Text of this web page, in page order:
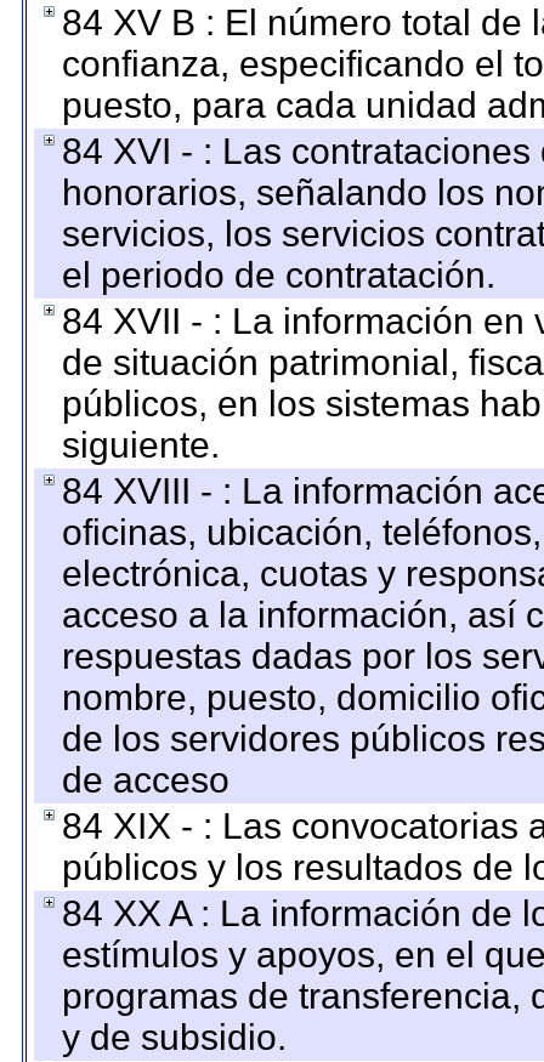
84 XV B : El número total de
confianza, especificando el
puesto, para cada unidad
84 XVI - : Las
honorarios, señalando los
servicios, los servicios
el periodo de contratación.
84 XVII - : La información
de situación patrimonial,
públicos, en los sistemas
siguiente.
84 XVIII - : La información
oficinas, ubicación,
electrónica, cuotas y
acceso a la información, así
respuestas dadas por los
nombre, puesto, domicilio
de los servidores públicos
de acceso
84 XIX - : Las convocatorias
públicos y los resultados de
84 XX A : La información de
estímulos y apoyos, en el
programas de transferencia,
y de subsidio.